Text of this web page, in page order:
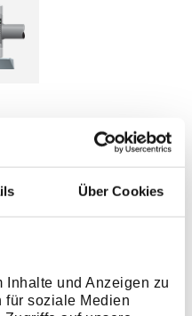
Über Cookies
Inhalte und Anzeigen zu
für soziale Medien
FINDEN